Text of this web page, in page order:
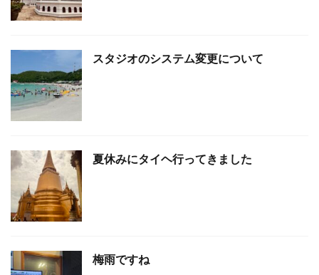
スタジオのシステム変更について
夏休みにタイヘ行ってきました
梅雨ですね